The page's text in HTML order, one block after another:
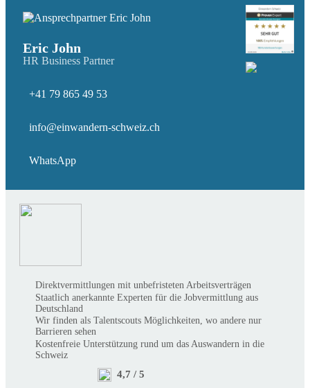
Eric John
HR Business Partner
+41 79 865 49 53
info@einwandern-schweiz.ch
WhatsApp
Direktvermittlungen mit unbefristeten Arbeitsverträgen
Staatlich anerkannte Experten für die Jobvermittlung aus
Deutschland
Wir finden als Talentscouts Möglichkeiten, wo andere nur
Barrieren sehen
Kostenfreie Unterstützung rund um das Auswandern in die
Schweiz
4,7 / 5